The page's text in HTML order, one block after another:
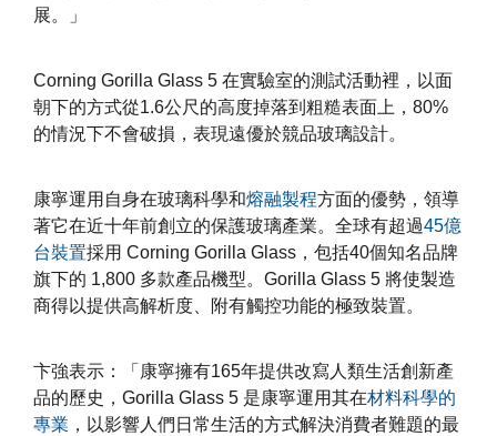
展。」
Corning Gorilla Glass 5 在實驗室的測試活動裡，以面
朝下的方式從1.6公尺的高度掉落到粗糙表面上，80%
的情況下不會破損，表現遠優於競品玻璃設計。
康寧運用自身在玻璃科學和熔融製程方面的優勢，領導
著它在近十年前創立的保護玻璃產業。全球有超過45億
台裝置採用 Corning Gorilla Glass，包括40個知名品牌
旗下的 1,800 多款產品機型。Gorilla Glass 5 將使製造
商得以提供高解析度、附有觸控功能的極致裝置。
卞強表示：「康寧擁有165年提供改寫人類生活創新產
品的歷史，Gorilla Glass 5 是康寧運用其在材料科學的
專業 ，以影響人們日常生活的方式解決消費者難題的最